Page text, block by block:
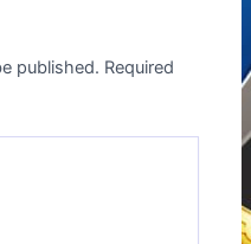
published. Required